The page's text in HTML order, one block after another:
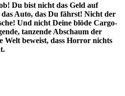
Du bist nicht das Geld auf
Auto, das Du fährst! Nicht der
Und nicht Deine blöde Cargo-
tanzende Abschaum der
Welt beweist, dass Horror nichts